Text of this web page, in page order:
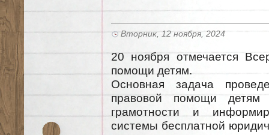
Вторник, 12 ноября, 2024
20 ноября отмечается
помощи детям.
Основная задача
правовой помощи
грамотности и
системы бесплатной